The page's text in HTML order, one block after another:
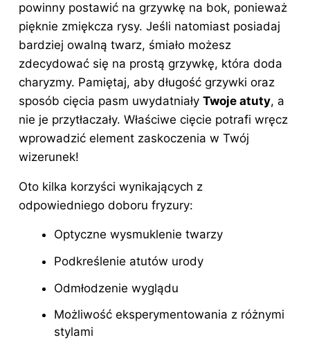
powinny postawić na grzywkę na bok, ponieważ
pięknie zmiękcza rysy. Jeśli natomiast posiadaj
bardziej owalną twarz, śmiało możesz
zdecydować się na prostą grzywkę, która doda
charyzmy. Pamiętaj, aby długość grzywki oraz
sposób cięcia pasm uwydatniały Twoje atuty, a
nie je przytłaczały. Właściwe cięcie potrafi wręcz
wprowadzić element zaskoczenia w Twój
wizerunek!
Oto kilka korzyści wynikających z
odpowiedniego doboru fryzury:
Optyczne wysmuklenie twarzy
Podkreślenie atutów urody
Odmłodzenie wyglądu
Możliwość eksperymentowania z różnymi
stylami